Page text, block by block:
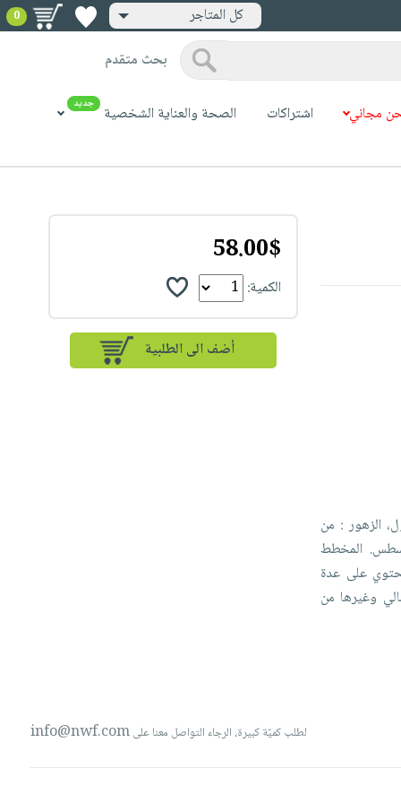
كل المتاجر 0
بحث متقدم
مجاني اشتراكات الصحة والعناية الشخصية جديد
الزهور : من
المخطط
على عدة
وغيرها من
58.00$
الكمية:
لطلب كميّة كبيرة، الرجاء التواصل معنا علىinfo@nwf.com